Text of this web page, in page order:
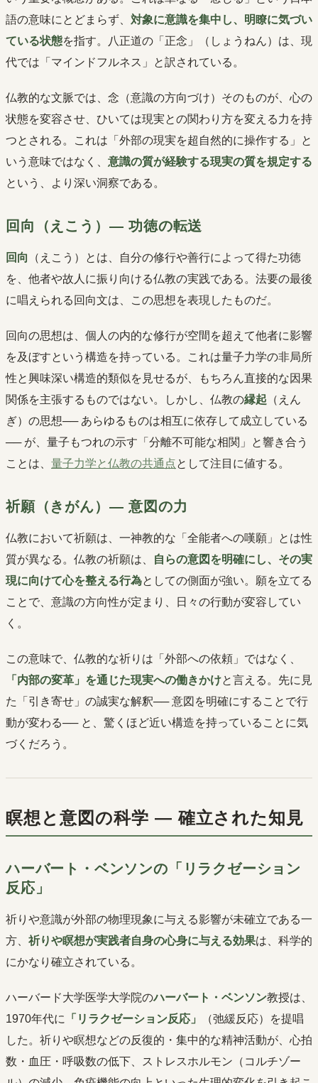
語の意味にとどまらず、 対象に意識を集中し、明瞭に気づい
ている状態を指す。八正道の「正念」（しょうねん）は、現
代では「マインドフルネス」と訳されている。
仏教的な文脈では、念（意識の方向づけ）そのものが、心の
状態を変容させ、ひいては現実との関わり方を変える力を持
つとされる。これは「外部の現実を超自然的に操作する」と
いう意味ではなく、 意識の質が経験する現実の質を規定する
という、より深い洞察である。
回向（えこう）― 功徳の転送
回向
（えこう）とは、自分の修行や善行によって得た功徳
を、他者や故人に振り向ける仏教の実践である。法要の最後
に唱えられる回向文は、この思想を表現したものだ。
回向の思想は、個人の内的な修行が空間を超えて他者に影響
を及ぼすという構造を持っている。これは量子力学の非局所
性と興味深い構造的類似を見せるが、もちろん直接的な因果
関係を主張するものではない。しかし、仏教の縁起 （えん
ぎ）の思想── あらゆるものは相互に依存して成立している
── が、量子もつれの示す「分離不可能な相関」と響き合う
ことは、 量子力学と仏教の共通点として注目に値する。
祈願（きがん）― 意図の力
仏教において祈願は、一神教的な「全能者への嘆願」とは性
質が異なる。仏教の祈願は、
自らの意図を明確にし、その実
現に向けて心を整える行為としての側面が強い。願を立てる
ことで、意識の方向性が定まり、日々の行動が変容してい
く。
この意味で、仏教的な祈りは「外部への依頼」ではなく、
「内部の変革」を通じた現実への働きかけと言える。先に見
た「引き寄せ」の誠実な解釈── 意図を明確にすることで行
動が変わる── と、驚くほど近い構造を持っていることに気
づくだろう。
瞑想と意図の科学 ― 確立された知見
ハーバート・ベンソンの「リラクゼーション
反応」
祈りや意識が外部の物理現象に与える影響が未確立である一
方、 祈りや瞑想が実践者自身の心身に与える効果は、科学的
にかなり確立されている。
ハーバード大学医学大学院のハーバート・ベンソン教授は、
1970年代に
「リラクゼーション反応」
（弛緩反応）を提唱
した。祈りや瞑想などの反復的・集中的な精神活動が、心拍
数・血圧・呼吸数の低下、ストレスホルモン（コルチゾー